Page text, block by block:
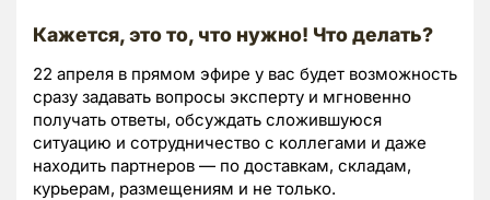
Кажется, это то, что нужно! Что делать?
22 апреля в прямом эфире у вас будет возможность
сразу задавать вопросы эксперту и мгновенно
получать ответы, обсуждать сложившуюся
ситуацию и сотрудничество с коллегами и даже
находить партнеров — по доставкам, складам,
курьерам, размещениям и не только.